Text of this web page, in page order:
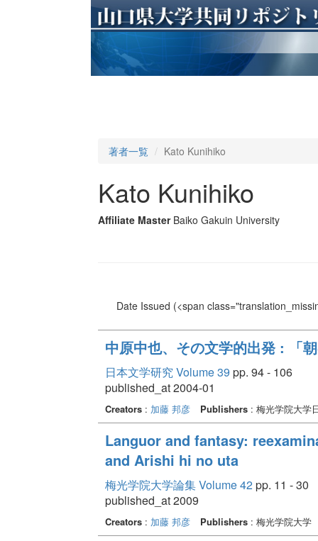
著者一覧 Kato Kunihiko
Kato Kunihiko
Affiliate Master Baiko Gakuin University
Date Issued (<span
中原中也、その文学的出発 : 「
日本文学研究 Volume 39 pp. 94 - 106
published_at 2004-01
Creators: 加藤 邦彦 Publishers: 梅光学院大学
Languor and fantasy:
and Arishi hi no uta
梅光学院大学論集 Volume 42pp. 11 - 30
published_at 2009
Creators: 加藤 邦彦 Publishers: 梅光学院大学